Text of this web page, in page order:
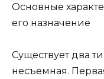
Основные
его назначение
Существует два
несъемная.